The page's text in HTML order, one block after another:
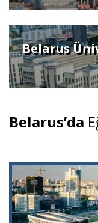
Belarus
Belarus’da